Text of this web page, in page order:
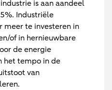
is aan aandeel
Industriële
meer te investeren in
of in hernieuwbare
de energie
het tempo in de
van